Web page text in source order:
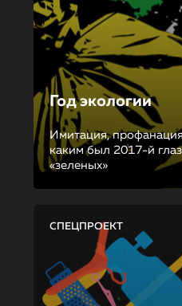
Год экологии
Имитация,
каким был 2017-й
«зеленых»
СПЕЦПРОЕКТ